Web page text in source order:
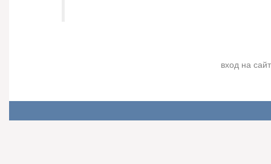
вход на сайт